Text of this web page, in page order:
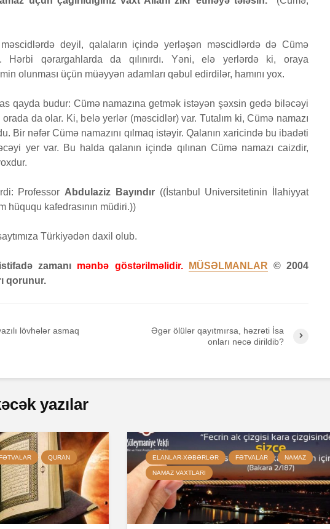
deyil, qalaların içində yerləşən məscidlərdə də Cümə
Hərbi qərargahlarda da qılınırdı. Yəni, elə yerlərdə ki, oraya
olunması üçün müəyyən adamları qəbul edirdilər, hamını yox.
qayda budur: Cümə namazına getmək istəyən şəxsin gedə biləcəyi
orada da olar. Ki, belə yerlər (məscidlər) var. Tutalım ki, Cümə namazı
Bir nəfər Cümə namazını qılmaq istəyir. Qalanın xaricində bu ibadəti
yer var. Bu halda qalanın içində qılınan Cümə namazı caizdir,
Professor Abdulaziz Bayındır((İstanbul Universitetinin İlahiyyat
hüququ kafedrasının müdiri.))
Türkiyədən daxil olub.
zamanı mənbə göstərilməlidir. MÜSƏLMANLAR © 2004
qorunur.
lövhələr asmaq
Əgər ölülər qayıtmırsa, həzrəti İsa
onları necə dirildib?
yazılar
QURAN ELANLAR-XƏBƏRLƏR FƏTVALAR NAMAZ
NAMAZ VAXTLARI
26 İyun 2026
47 Baxış
pay almaq faiz
olmazmı?
5 İyun 2026